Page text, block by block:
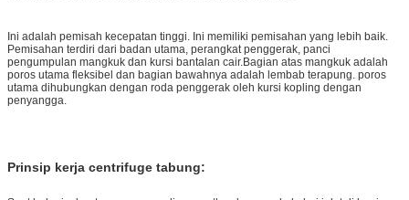
Ini adalah pemisah kecepatan tinggi. Ini memiliki pemisahan yang lebih baik.
Pemisahan terdiri dari badan utama, perangkat penggerak, panci
pengumpulan mangkuk dan kursi bantalan cair.Bagian atas mangkuk adalah
poros utama fleksibel dan bagian bawahnya adalah lembab terapung. poros
utama dihubungkan dengan roda penggerak oleh kursi kopling dengan
penyangga.
Prinsip kerja centrifuge tabung: